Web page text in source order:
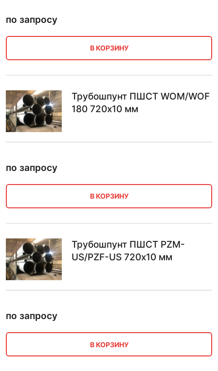
по запросу
В КОРЗИНУ
Трубошпунт ПШСТ WOM/WOF
180 720х10 мм
по запросу
В КОРЗИНУ
Трубошпунт ПШСТ PZM-
US/PZF-US 720х10 мм
по запросу
В КОРЗИНУ